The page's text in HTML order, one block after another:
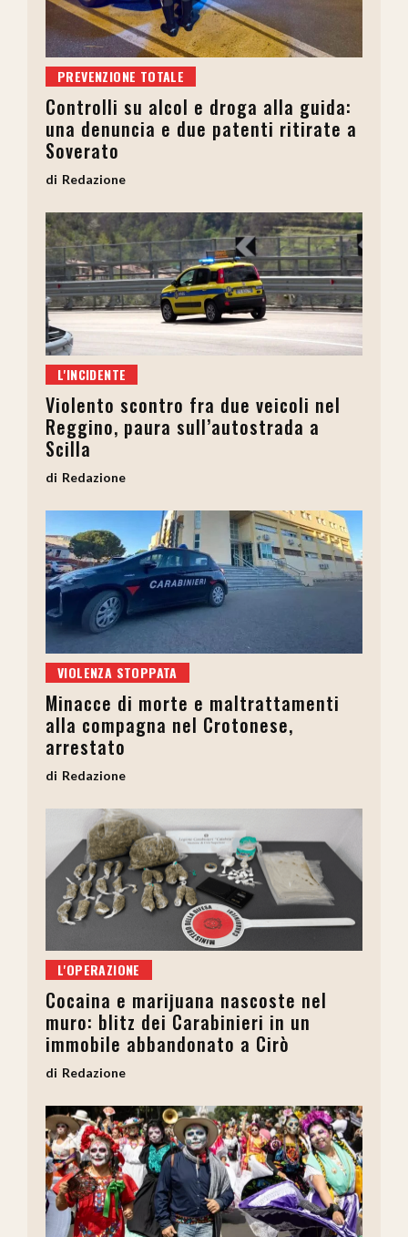
PREVENZIONE TOTALE
Controlli su alcol e droga alla guida:
una denuncia e due patenti ritirate a
Soverato
Redazione
L'INCIDENTE
Violento scontro fra due veicoli nel
Reggino, paura sull’autostrada a
Scilla
Redazione
VIOLENZA STOPPATA
Minacce di morte e maltrattamenti
alla compagna nel Crotonese,
arrestato
Redazione
L'OPERAZIONE
Cocaina e marijuana nascoste nel
muro: blitz dei Carabinieri in un
immobile abbandonato a Cirò
Redazione